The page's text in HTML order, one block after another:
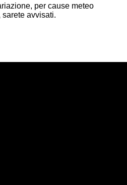
per cause meteo
avvisati.